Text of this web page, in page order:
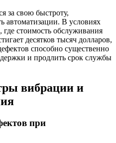
за свою быстроту,
автоматизации. В условиях
где стоимость обслуживания
десятков тысяч долларов,
способно существенно
и продлить срок службы
вибрации и
при